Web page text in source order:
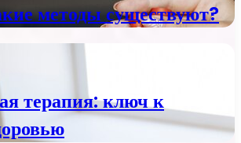
методы существуют?
терапия: ключ к